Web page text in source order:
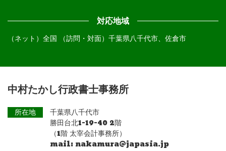
対応地域
（ネット）全国 （訪問・対面）千葉県八千代市、佐倉市
中村たかし行政書士事務所
所在地
千葉県八千代市
勝田台北1-19-40 2階
（1階 太宰会計事務所）
mail: nakamura@japasia.jp